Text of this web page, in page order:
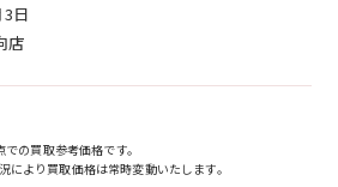
日
店
の買取参考価格です。
により買取価格は常時変動いたします。